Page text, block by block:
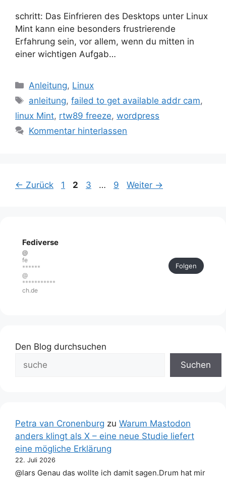
schritt: Das Einfrieren des Desktops unter Linux
Mint kann eine besonders frustrierende
Erfahrung sein, vor allem, wenn du mitten in
einer wichtigen Aufgab…
Kategorien
Anleitung, Linux
Schlagwörter
anleitung,failed to get available addr cam,
linux Mint, rtw89 freeze, wordpress
Kommentar hinterlassen
← Zurück Seite
1 Seite
2 Seite
3 … Seite
9 Weiter →
Fediverse
@
fe
******
@
***********
ch.de
Folgen
Den Blog durchsuchen
Suchen
Petra van Cronenburg zu Warum Mastodon
anders klingt als X – eine neue Studie liefert
eine mögliche Erklärung
22. Juli 2026
@lars Genau das wollte ich damit sagen.Drum hat mir